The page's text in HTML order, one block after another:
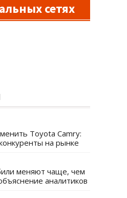
сетях
Toyota Camry:
на рынке
меняют чаще, чем
аналитиков